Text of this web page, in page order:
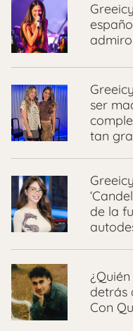
ser
tan
de la
detrás
Con